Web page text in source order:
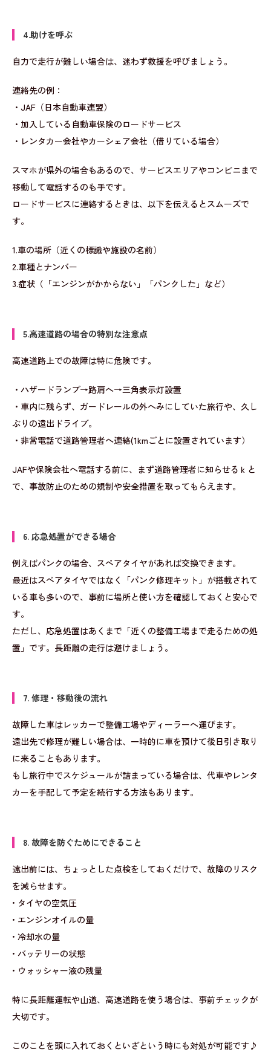
4.助けを呼ぶ
自力で走行が難しい場合は、迷わず救援を呼びましょう。
連絡先の例：
・JAF（日本自動車連盟）
・加入している自動車保険のロードサービス
・レンタカー会社やカーシェア会社（借りている場合）
スマホが県外の場合もあるので、サービスエリアやコンビニまで
移動して電話するのも手です。
ロードサービスに連絡するときは、以下を伝えるとスムーズで
す。
1.車の場所（近くの標識や施設の名前）
2.車種とナンバー
3.症状（「エンジンがかからない」「パンクした」など）
5.高速道路の場合の特別な注意点
高速道路上での故障は特に危険です。
・ハザードランプ→路肩へ→三角表示灯設置
・車内に残らず、ガードレールの外へみにしていた旅行や、久し
ぶりの遠出ドライブ。
・非常電話で道路管理者へ連絡(1kmごとに設置されています）
JAFや保険会社へ電話する前に、まず道路管理者に知らせるｋと
で、事故防止のための規制や安全措置を取ってもらえます。
6. 応急処置ができる場合
例えばパンクの場合、スペアタイヤがあれば交換できます。
最近はスペアタイヤではなく「パンク修理キット」が搭載されて
いる車も多いので、事前に場所と使い方を確認しておくと安心で
す。
ただし、応急処置はあくまで「近くの整備工場まで走るための処
置」です。長距離の走行は避けましょう。
7. 修理・移動後の流れ
故障した車はレッカーで整備工場やディーラーへ運びます。
遠出先で修理が難しい場合は、一時的に車を預けて後日引き取り
に来ることもあります。
もし旅行中でスケジュールが詰まっている場合は、代車やレンタ
カーを手配して予定を続行する方法もあります。
8. 故障を防ぐためにできること
遠出前には、ちょっとした点検をしておくだけで、故障のリスク
を減らせます。
• タイヤの空気圧
• エンジンオイルの量
• 冷却水の量
• バッテリーの状態
• ウォッシャー液の残量
特に長距離運転や山道、高速道路を使う場合は、事前チェックが
大切です。
このことを頭に入れておくといざという時にも対処が可能です♪